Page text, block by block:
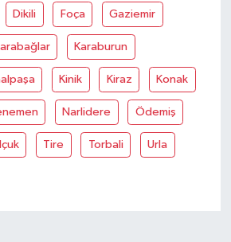
Dikili Foça Gaziemir
Karaburun
Kinik Kiraz Konak
Narlidere Ödemiş
Tire Torbali Urla